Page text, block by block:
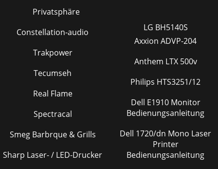
Privatsphäre
Constellation-audio
Trakpower
Tecumseh
Real Flame
Spectracal
Smeg Barbrque & Grills
Sharp Laser- / LED-Drucker
LG BH5140S
Axxion ADVP-204
Anthem LTX 500v
Philips HTS3251/12
Dell E1910 Monitor
Bedienungsanleitung
Dell 1720/dn Mono Laser
Printer
Bedienungsanleitung